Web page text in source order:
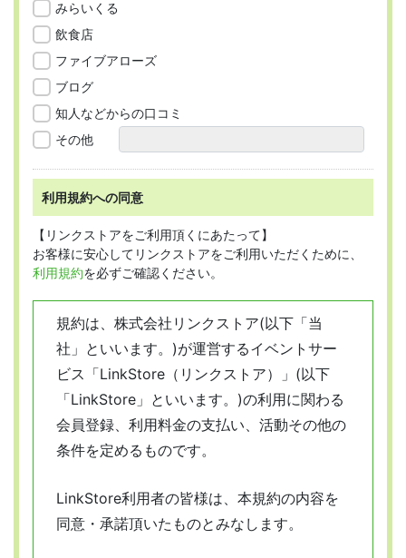
みらいくる
飲食店
ファイブアローズ
ブログ
知人などからの口コミ
その他
利用規約への同意
【リンクストアをご利用頂くにあたって】
お客様に安心してリンクストアをご利用いただくために、
利用規約を必ずご確認ください。
規約は、株式会社リンクストア(以下「当
社」といいます。)が運営するイベントサー
ビス「LinkStore（リンクストア）」(以下
「LinkStore」といいます。)の利用に関わる
会員登録、利用料金の支払い、活動その他の
条件を定めるものです。
LinkStore利用者の皆様は、本規約の内容を
同意・承諾頂いたものとみなします。